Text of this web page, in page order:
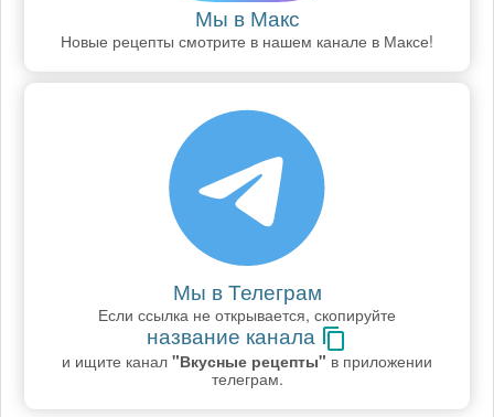
Мы в Макс
Новые рецепты смотрите в нашем канале в Максе!
Мы в Телеграм
Если ссылка не открывается, скопируйте
название канала
и ищите канал "Вкусные рецепты" в приложении
телеграм.